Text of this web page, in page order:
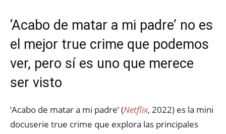
‘Acabo de matar a mi padre’ no es
el mejor true crime que podemos
ver, pero sí es uno que merece
ser visto
‘Acabo de matar a mi padre’ (Netflix, 2022) es la mini
docuserie true crime que explora las principales